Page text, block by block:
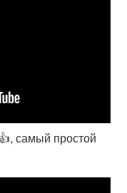
самый простой